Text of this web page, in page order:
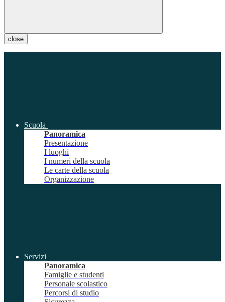
close
Scuola
Panoramica
Presentazione
I luoghi
I numeri della scuola
Le carte della scuola
Organizzazione
Servizi
Panoramica
Famiglie e studenti
Personale scolastico
Percorsi di studio